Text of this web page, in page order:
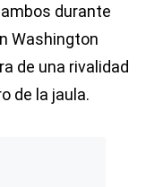
durante
Washington
de una rivalidad
de la jaula.